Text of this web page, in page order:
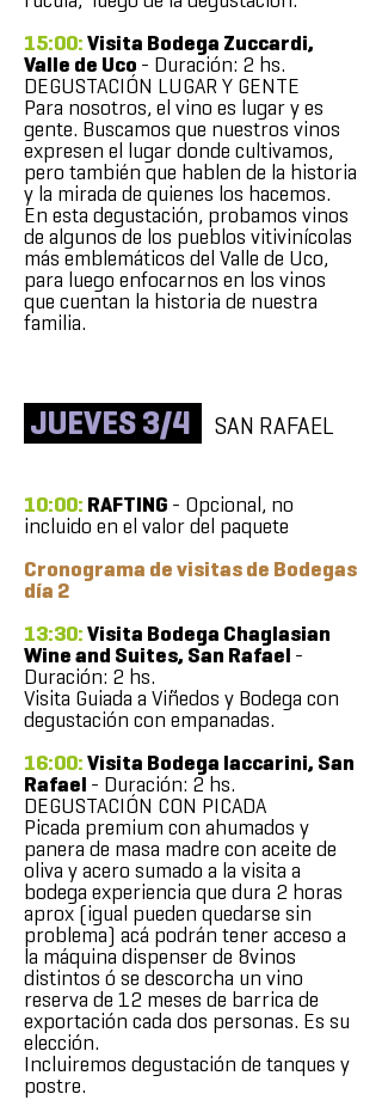
15:00:Visita Bodega Zuccardi,
Valle de Uco - Duración: 2 hs.
DEGUSTACIÓN LUGAR Y GENTE
Para nosotros, el vino es lugar y es
gente. Buscamos que nuestros vinos
expresen el lugar donde cultivamos,
pero también que hablen de la historia
y la mirada de quienes los hacemos.
En esta degustación, probamos vinos
de algunos de los pueblos vitivinícolas
más emblemáticos del Valle de Uco,
para luego enfocarnos en los vinos
que cuentan la historia de nuestra
familia.
JUEVES 3/4 SAN RAFAEL
10:00: RAFTING - Opcional, no
incluido en el valor del paquete
Cronograma de visitas de Bodegas
día 2
13:30:Visita Bodega Chaglasian
Wine and Suites, San Rafael -
Duración: 2 hs.
Visita Guiada a Viñedos y Bodega con
degustación con empanadas.
16:00:Visita Bodega Iaccarini, San
Rafael - Duración: 2 hs.
DEGUSTACIÓN CON PICADA
Picada premium con ahumados y
panera de masa madre con aceite de
oliva y acero sumado a la visita a
bodega experiencia que dura 2 horas
aprox (igual pueden quedarse sin
problema) acá podrán tener acceso a
la máquina dispenser de 8vinos
distintos ó se descorcha un vino
reserva de 12 meses de barrica de
exportación cada dos personas. Es su
elección.
Incluiremos degustación de tanques y
postre.